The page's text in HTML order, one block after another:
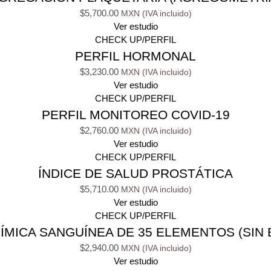
$5,700.00
Ver estudio
CHECK UP/PERFIL
PERFIL HORMONAL
$3,230.00
Ver estudio
CHECK UP/PERFIL
PERFIL MONITOREO COVID-19
$2,760.00
Ver estudio
CHECK UP/PERFIL
ÍNDICE DE SALUD PROSTÁTICA
$5,710.00
Ver estudio
CHECK UP/PERFIL
SANGUÍNEA DE 35 ELEMENTOS (SIN
$2,940.00
Ver estudio